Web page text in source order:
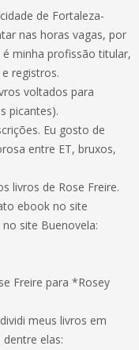
de Fortaleza-
nas horas vagas, por
minha profissão titular,
registros.
voltados para
picantes).
Eu gosto de
entre ET, bruxos,
livros de Rose Freire.
ebook no site
site Buenovela:
Freire para *Rosey
meus livros em
elas: